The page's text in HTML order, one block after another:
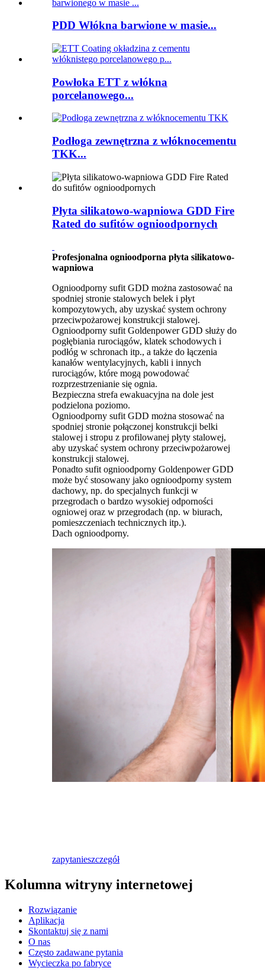
PDD Włókna barwione w masie...
Powłoka ETT z włókna
porcelanowego...
Podłoga zewnętrzna z włóknocementu
TKK...
Płyta silikatowo-wapniowa GDD Fire
Rated do sufitów ognioodpornych
Profesjonalna ognioodporna płyta silikatowo-
wapniowa
Ognioodporny sufit GDD można zastosować na
spodniej stronie stalowych belek i płyt
kompozytowych, aby uzyskać system ochrony
przeciwpożarowej konstrukcji stalowej.
Ognioodporny sufit Goldenpower GDD służy do
pogłębiania rurociągów, klatek schodowych i
podłóg w schronach itp., a także do łączenia
kanałów wentylacyjnych, kabli i innych
rurociągów, które mogą powodować
rozprzestrzenianie się ognia.
Bezpieczna strefa ewakuacyjna na dole jest
podzielona poziomo.
Ognioodporny sufit GDD można stosować na
spodniej stronie połączonej konstrukcji belki
stalowej i stropu z profilowanej płyty stalowej,
aby uzyskać system ochrony przeciwpożarowej
konstrukcji stalowej.
Ponadto sufit ognioodporny Goldenpower GDD
może być stosowany jako ognioodporny system
dachowy, np. do specjalnych funkcji w
przegrodach o bardzo wysokiej odporności
ogniowej oraz w przegrodach (np. w biurach,
pomieszczeniach technicznych itp.).
Dach ognioodporny.
zapytanieszczegół
Kolumna witryny internetowej
Rozwiązanie
Aplikacja
Skontaktuj się z nami
O nas
Często zadawane pytania
Wycieczka po fabryce